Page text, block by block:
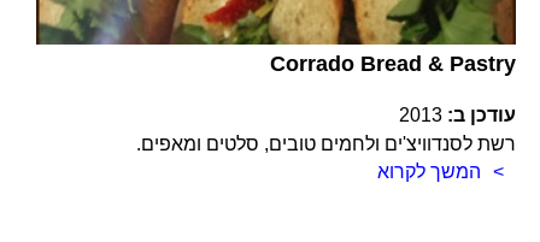
Corrado Bread & Pastry
עודכן ב: 2013
רשת לסנדוויצ'ים ולחמים טובים, סלטים ומאפים.
המשך לקרוא